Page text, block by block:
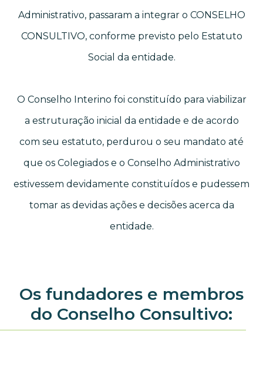
Administrativo, passaram a integrar o CONSELHO
CONSULTIVO, conforme previsto pelo Estatuto
Social da entidade.
O Conselho Interino foi constituído para viabilizar
a estruturação inicial da entidade e de acordo
com seu estatuto, perdurou o seu mandato até
que os Colegiados e o Conselho Administrativo
estivessem devidamente constituídos e pudessem
tomar as devidas ações e decisões acerca da
entidade.
Os fundadores e membros
do Conselho Consultivo: